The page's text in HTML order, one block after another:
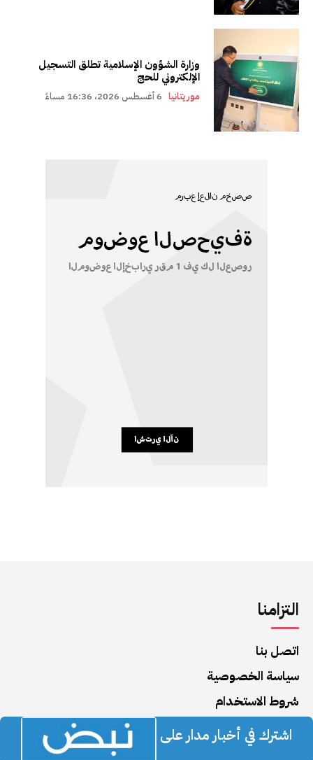
وزارة الشؤون الإسلامية تطلق التسجيل
الإلكتروني للحج
موريتانيا 6 أغسطس 2026، 16:36 مساءً
التزامنا
اتصل بنا
سياسة الخصوصية
شروط الاستخدام
اشترك في أخبار مدار على